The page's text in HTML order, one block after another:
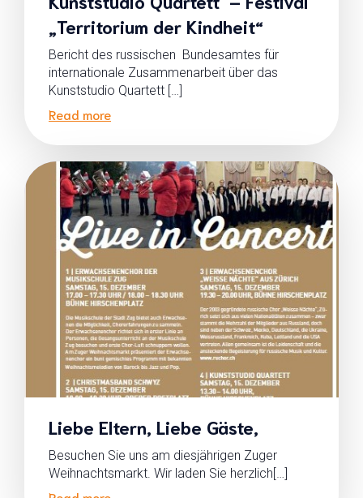
„Territorium der Kindheit“
Bericht des russischen Bundesamtes für
internationale Zusammenarbeit über das
Kunststudio Quartett […]
Read more
Liebe Eltern, Liebe Gäste,
Besuchen Sie uns am diesjährigen Zuger
Weihnachtsmarkt. Wir laden Sie herzlich[…]